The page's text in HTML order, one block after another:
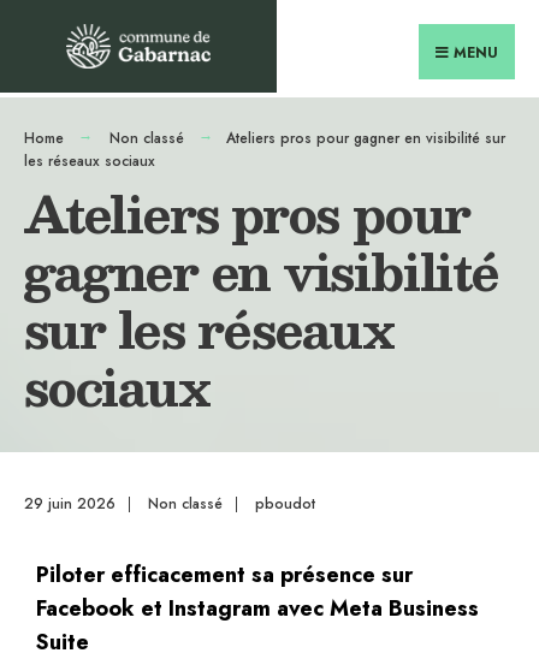
MENU
Home Non classé
Ateliers pros pour gagner en visibilité sur
les réseaux sociaux
Ateliers pros pour
gagner en visibilité
sur les réseaux
sociaux
29 juin 2026 | Non classé | pboudot
Piloter efficacement sa présence sur
Facebook et Instagram avec Meta Business
Suite